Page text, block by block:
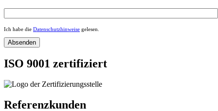
Ich habe die Datenschutzhinweise gelesen.
ISO 9001 zertifiziert
Referenzkunden